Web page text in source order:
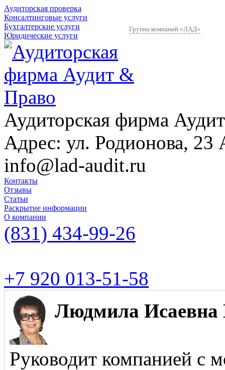
Аудиторская проверка
Консалтинговые услуги
Бухгалтерские услуги
Юридические услуги
Группа компаний «ЛАД»
Аудиторская фирма
Адрес: ул. Родионова, 23
info@lad-audit.ru
Контакты
Отзывы
Статьи
Раскрытие информации
О компании
(831) 434-99-26
+7 920 013-51-58
Людмила Исаевна
Руководит компанией с